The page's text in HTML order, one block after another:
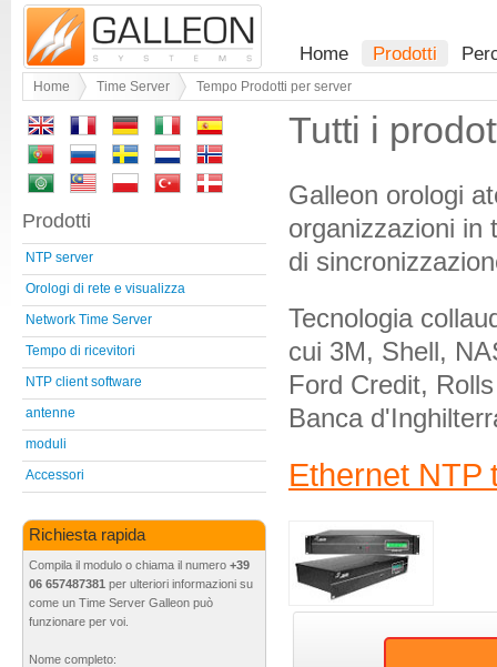
Home Prodotti
Home Time Server Tempo Prodotti per server
Tutti i
Galleon orologi
organizzazioni in
di
Tecnologia
cui 3M, Shell,
Ford Credit,
Banca
Ethernet NTP
Prodotti
NTP server
Orologi di rete e visualizza
Network Time Server
Tempo di ricevitori
NTP client software
antenne
moduli
Accessori
Richiesta rapida
Compila il modulo o chiama il numero +39
06 657487381 per ulteriori informazioni su
come un Time Server Galleon può
funzionare per voi.
Nome completo: